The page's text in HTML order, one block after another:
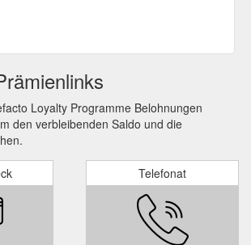
Loyalty Programme Belohnungen
den verbleibenden Saldo und die
Telefonat